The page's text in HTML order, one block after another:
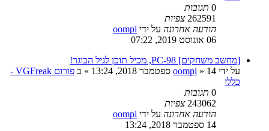
0 תגובות
262591 צפיות
הודעה אחרונה על ידי oompi
06 אוגוסט 2019, 07:22
[מחשב משחקים] PC-98, מכיל תוכן לגיל הבוגר!
על ידי
oompi » 14 ספטמבר 2018, 13:24 » ב
פורום VGFreak -
כללי
0 תגובות
243062 צפיות
הודעה אחרונה על ידי oompi
14 ספטמבר 2018, 13:24